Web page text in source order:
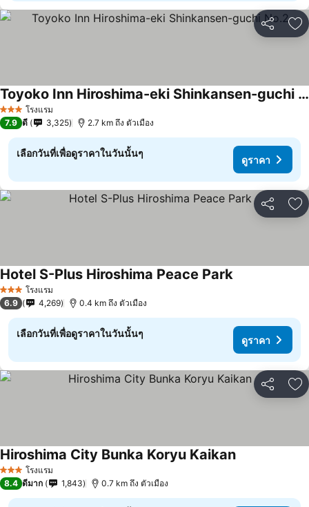
แชร์ เ
3 ดาว โรงแรม
Toyoko Inn Hiroshima-eki Shinkansen-guchi No.2
ดูราคา
7.9 ดี 3,325 2.7 km ถึง ตัวเมือง
เลือกวันที่เพื่อดูราคาในวันนั้นๆ
ดูราคา
แชร์ เ
3 ดาว โรงแรม
Hotel S-Plus Hiroshima Peace Parkดูราคา
6.9 4,269 0.4 km ถึง ตัวเมือง
เลือกวันที่เพื่อดูราคาในวันนั้นๆ
ดูราคา
แชร์ เ
3 ดาว โรงแรม
Hiroshima City Bunka Koryu Kaikanดูราคา
8.4 ดีมาก 1,843 0.7 km ถึง ตัวเมือง